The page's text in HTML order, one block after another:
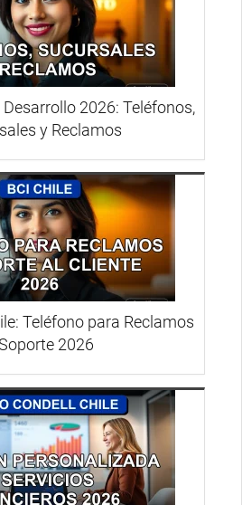
2026: Teléfonos,
y Reclamos
Teléfono para Reclamos
2026